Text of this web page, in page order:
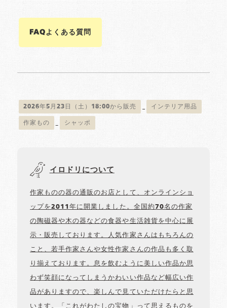
FAQよくある質問
2026年5月23日（土）18:00から販売 インテリア用品
作家もの シャッポ
イロドリについて
作家ものの器の通販のお店として、オンラインショ
ップを2011年に開業しました。全国約70名の作家
の陶磁器や木の器などの食器や生活雑貨を中心に展
示・販売しております。人気作家さんはもちろんの
こと、若手作家さんや女性作家さんの作品も多く取
り揃えております。息を飲むように美しい作品か思
わず笑顔になってしまうかわいい作品など幅広い作
品がありますので、楽しんで見ていただけたらと思
います。「これがわたしの宝物」って思えるものを